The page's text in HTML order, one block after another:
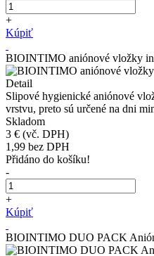
+
Kúpiť
BIOINTIMO aniónové vložky
Detail
Slipové hygienické aniónové
vrstvu, preto sú určené na dni
Skladom
3 € (vč. DPH)
1,99 bez DPH
Přidáno do košíku!
-
+
Kúpiť
BIOINTIMO DUO PACK